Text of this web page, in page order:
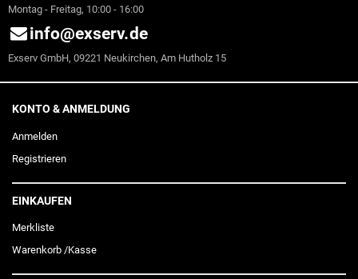
Montag - Freitag, 10:00 - 16:00
info@exserv.de
Exserv GmbH, 09221 Neukirchen, Am Hutholz 15
KONTO & ANMELDUNG
Anmelden
Registrieren
EINKAUFEN
Merkliste
Warenkorb /Kasse